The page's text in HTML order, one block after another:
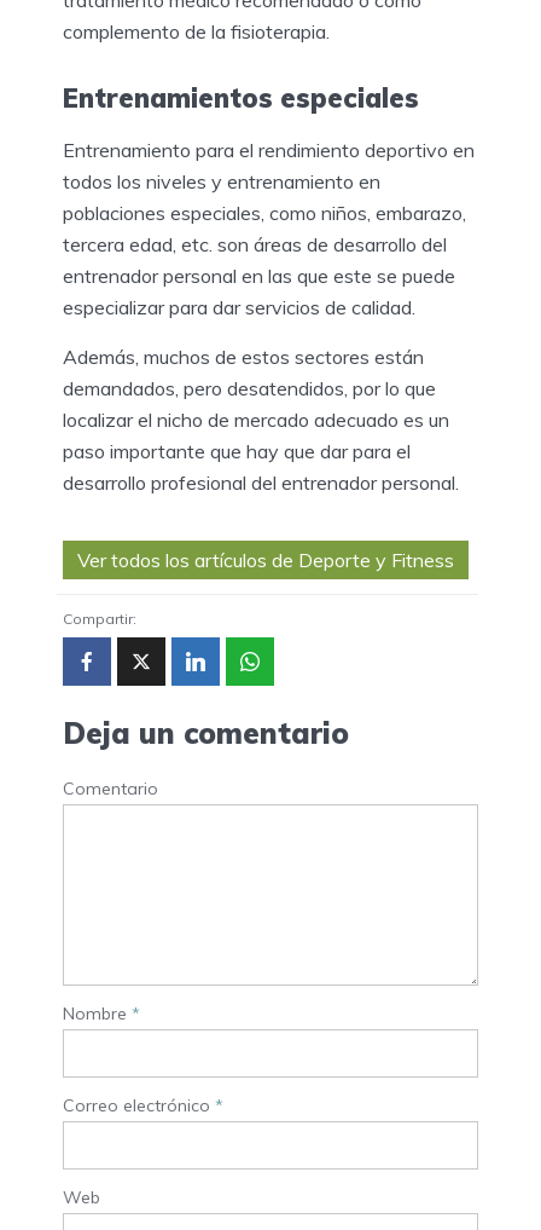
complemento de la fisioterapia.
Entrenamientos especiales
Entrenamiento para el rendimiento deportivo en
todos los niveles y entrenamiento en
poblaciones especiales, como niños, embarazo,
tercera edad, etc. son áreas de desarrollo del
entrenador personal en las que este se puede
especializar para dar servicios de calidad.
Además, muchos de estos sectores están
demandados, pero desatendidos, por lo que
localizar el nicho de mercado adecuado es un
paso importante que hay que dar para el
desarrollo profesional del entrenador personal.
Ver todos los artículos de Deporte y Fitness
Compartir:
Deja un comentario
Comentario
Nombre *
Correo electrónico *
Web